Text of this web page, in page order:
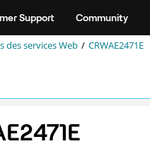
Support Community
des services Web CRWAE2471E